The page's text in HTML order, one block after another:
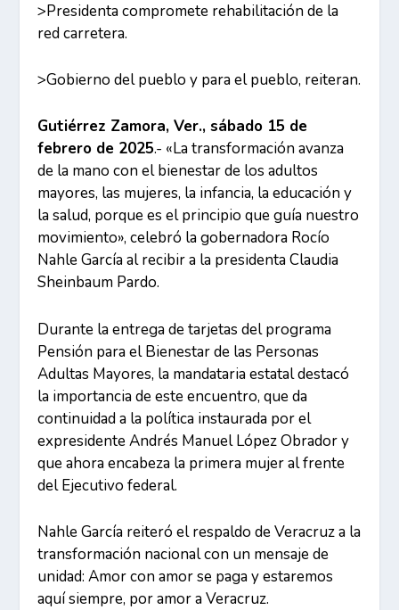
>Presidenta compromete rehabilitación de la
red carretera.
>Gobierno del pueblo y para el pueblo, reiteran.
Gutiérrez Zamora, Ver., sábado 15 de
febrero de 2025.- «La transformación avanza
de la mano con el bienestar de los adultos
mayores, las mujeres, la infancia, la educación y
la salud, porque es el principio que guía nuestro
movimiento», celebró la gobernadora Rocío
Nahle García al recibir a la presidenta Claudia
Sheinbaum Pardo.
Durante la entrega de tarjetas del programa
Pensión para el Bienestar de las Personas
Adultas Mayores, la mandataria estatal destacó
la importancia de este encuentro, que da
continuidad a la política instaurada por el
expresidente Andrés Manuel López Obrador y
que ahora encabeza la primera mujer al frente
del Ejecutivo federal.
Nahle García reiteró el respaldo de Veracruz a la
transformación nacional con un mensaje de
unidad: Amor con amor se paga y estaremos
aquí siempre, por amor a Veracruz.